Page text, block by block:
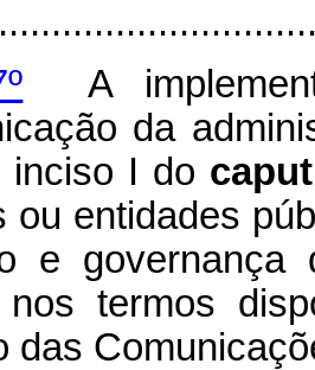
A
da
inciso I do
ou entidades
e governança
nos termos
das